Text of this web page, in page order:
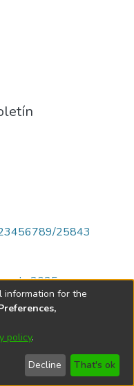
25843
de 2025
de Córdoba
information for the
policy.
Decline That's ok